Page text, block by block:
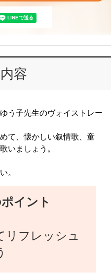
容
う子先生のヴォイストレー
て、懐かしい叙情歌、童
いましょう。
。
イント
リフレッシュ